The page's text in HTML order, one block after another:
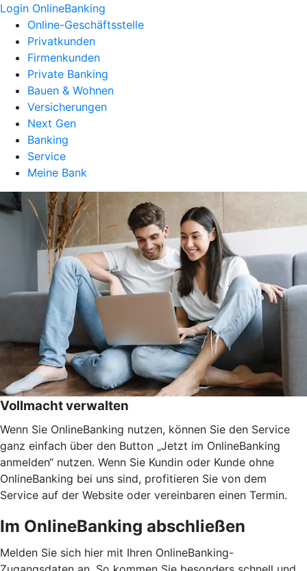
Login OnlineBanking
Online-Geschäftsstelle
Privatkunden
Firmenkunden
Private Banking
Bauen & Wohnen
Versicherungen
Next Gen
Banking
Service
Meine Bank
Vollmacht verwalten
Wenn Sie OnlineBanking nutzen, können Sie den Service
ganz einfach über den Button „Jetzt im OnlineBanking
anmelden“ nutzen. Wenn Sie Kundin oder Kunde ohne
OnlineBanking bei uns sind, profitieren Sie von dem
Service auf der Website oder vereinbaren einen Termin.
Im OnlineBanking abschließen
Melden Sie sich hier mit Ihren OnlineBanking-